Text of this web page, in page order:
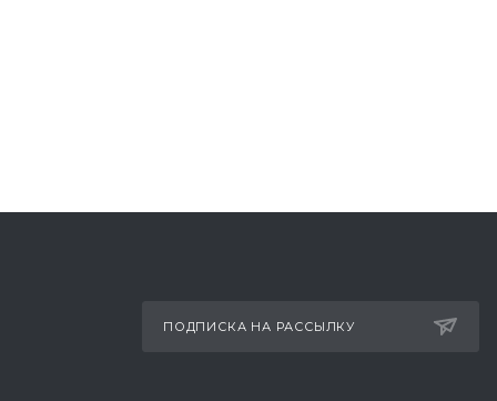
ПОДПИСКА НА РАССЫЛКУ